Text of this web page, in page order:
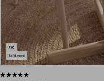
2,7 baserat på 3 st betyg